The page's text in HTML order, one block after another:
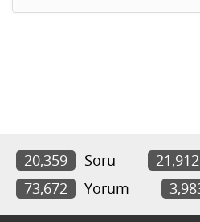
20,359 Soru 21,912
73,672
Yorum